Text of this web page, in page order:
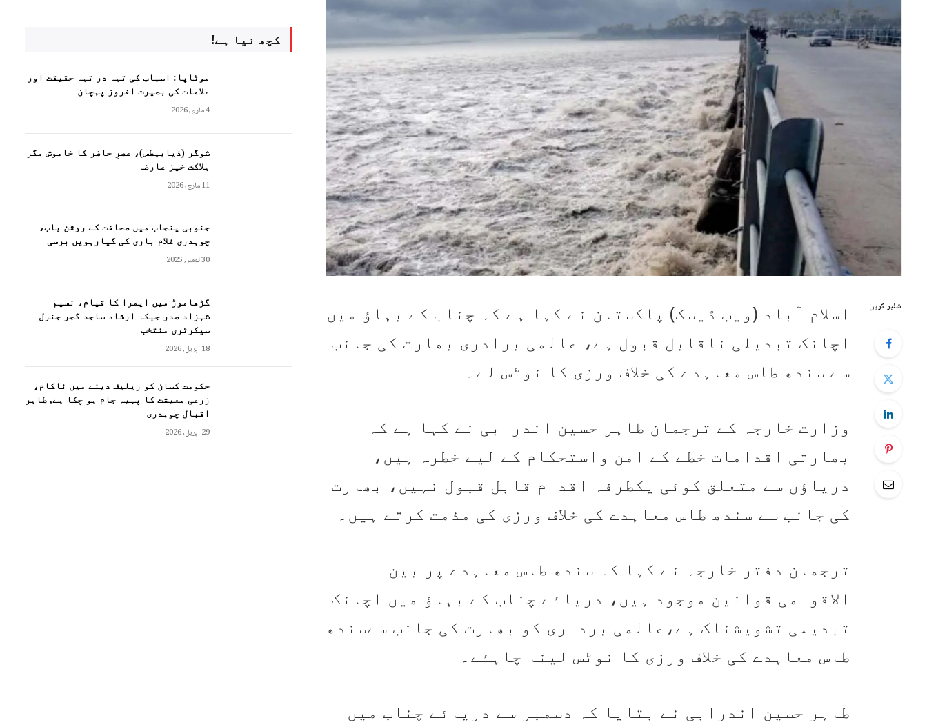
شئیر کریں
اسلام آباد (ویب ڈیسک) پاکستان نے کہا ہے کہ چناب کے بہاؤ میں
اچانک تبدیلی ناقابل قبول ہے، عالمی برادری بھارت کی جانب
سے سندھ طاس معاہدے کی خلاف ورزی کا نوٹس لے۔
وزارت خارجہ کے ترجمان طاہر حسین اندرابی نے کہا ہے کہ
بھارتی اقدامات خطے کے امن واستحکام کے لیے خطرہ ہیں،
دریاؤں سے متعلق کوئی یکطرفہ اقدام قابل قبول نہیں، بھارت
کی جانب سے سندھ طاس معاہدے کی خلاف ورزی کی مذمت کرتے ہیں۔
ترجمان دفتر خارجہ نے کہا کہ سندھ طاس معاہدے پر بین
الاقوامی قوانین موجود ہیں، دریائے چناب کے بہاؤ میں اچانک
تبدیلی تشویشناک ہے،عالمی برداری کو بھارت کی جانب سےسندھ
طاس معاہدے کی خلاف ورزی کا نوٹس لینا چاہئے۔
طاہر حسین اندرابی نے بتایا کہ دسمبر سے دریائے چناب میں
کچھ نیا ہے!
موٹاپا: اسباب کی تہہ در تہہ حقیقت اور
علامات کی بصیرت افروز پہچان
4 مارچ, 2026
شوگر (ذیابیطس)، عصرِ حاضر کا خاموش مگر
ہلاکت خیز عارضہ
11 مارچ, 2026
جنوبی پنجاب میں صحافت کے روشن باب،
چوہدری غلام باری کی گیارہویں برسی
30 نومبر, 2025
گڑھاموڑ میں ایمرا کا قیام، نسیم
شہزاد صدر جبکہ ارشاد ساجد گجر جنرل
سیکرٹری منتخب
18 اپریل, 2026
حکومت کسان کو ریلیف دینے میں ناکام،
زرعی معیشت کا پہیہ جام ہو چکا ہے, طاہر
اقبال چوہدری
29 اپریل, 2026